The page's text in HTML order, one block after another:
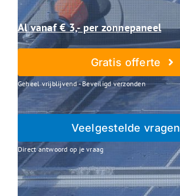
Al vanaf € 3,- per zonnepaneel
Gratis offerte
Geheel vrijblijvend - Beveiligd verzonden
Veelgestelde vragen
Direct antwoord op je vraag